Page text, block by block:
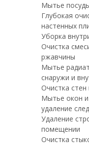
Мытье
Глубокая
настенных
Уборка
Очистка
ржавчины
Мытье
снаружи и
Очистка
Мытье окон
удаление
Удаление
помещении
Очистка